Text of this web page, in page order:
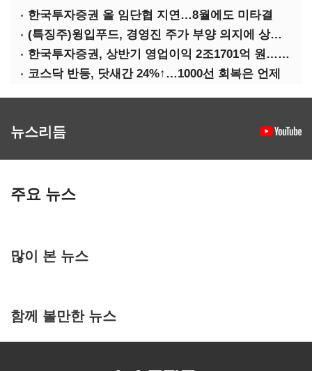
한국투자증권 올 임단협 지연…8월에도 미타결
(특징주)윙입푸드, 경영진 주가 부양 의지에 상한가
한국투자증권, 상반기 영업이익 2조1701억 원… 전년비 89.1%↑
코스닥 반등, 닷새간 24%↑…1000선 회복은 언제
뉴스리듬
주요 뉴스
많이 본 뉴스
함께 볼만한 뉴스